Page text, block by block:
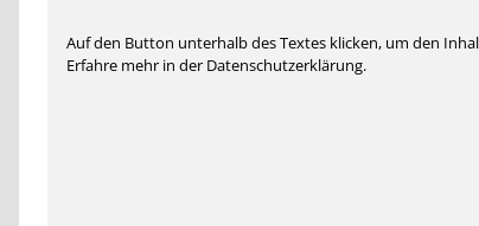
Auf den Button unterhalb des Textes klicken, um den
Erfahre mehr in der Datenschutzerklärung.